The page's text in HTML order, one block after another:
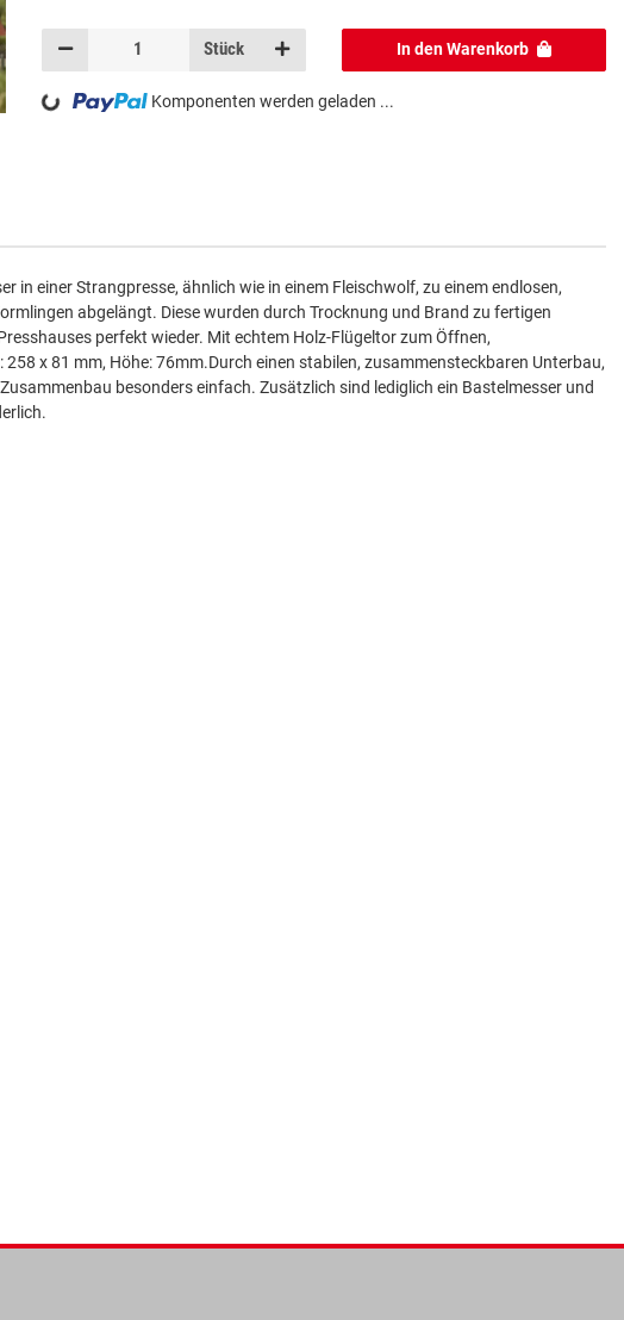
Stück In den Warenkorb
Komponenten werden geladen ...
in einer Strangpresse, ähnlich wie in einem Fleischwolf, zu einem endlosen,
abgelängt. Diese wurden durch Trocknung und Brand zu fertigen
perfekt wieder. Mit echtem Holz-Flügeltor zum Öffnen,
x 81 mm, Höhe: 76mm.Durch einen stabilen, zusammensteckbaren Unterbau,
besonders einfach. Zusätzlich sind lediglich ein Bastelmesser und